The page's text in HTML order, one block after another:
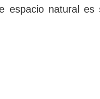
espacio natural